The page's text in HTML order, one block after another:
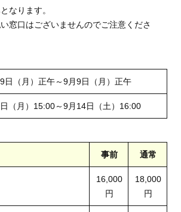
なります。
窓口はございませんのでご注意くださ
日（月）正午～9月9日（月）正午
（月）15:00～9月14日（土）16:00
事前 通常
16,000
円
18,000
円